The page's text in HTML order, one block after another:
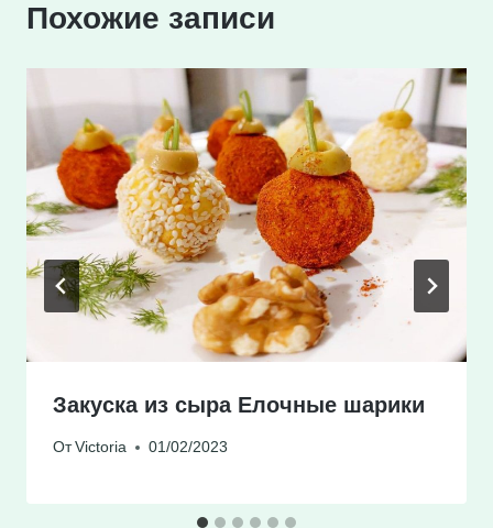
Похожие записи
Закуска из сыра Елочные шарики
От Victoria 01/02/2023